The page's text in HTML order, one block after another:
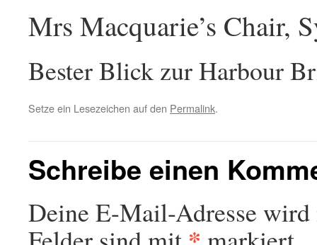
Mrs Macquarie’s Chair,
Bester Blick zur Harbour
Setze ein Lesezeichen auf den Permalink.
Schreibe einen
Deine E-Mail-Adresse